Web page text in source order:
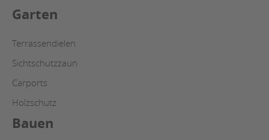
Garten
Terrassendielen
Sichtschutzzaun
Carports
Holzschutz
Bauen